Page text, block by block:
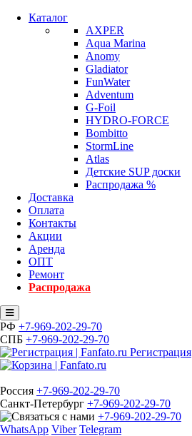
Каталог
AXPER
Aqua Marina
Anomy
Gladiator
FunWater
Adventum
G-Foil
HYDRO-FORCE
Bombitto
StormLine
Atlas
Детские SUP доски
Распродажа %
Доставка
Оплата
Контакты
Акции
Аренда
ОПТ
Ремонт
Распродажа
РФ +7-969-202-29-70
СПБ +7-969-202-29-70
Регистрация
Россия +7-969-202-29-70
Санкт-Петербург +7-969-202-29-70
+7-969-202-29-70
WhatsApp Viber Telegram